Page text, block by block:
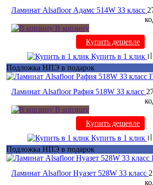
Ламинат Alsafloor Адамс 514W 33 класс
В корзину
Купить дешевле
Купить в 1 клик
Подложка НПЭ в подарок
Ламинат Alsafloor Рафия 518W 33 класс
В корзину
Купить дешевле
Купить в 1 клик
Подложка НПЭ в подарок
Ламинат Alsafloor Нуазет 528W 33 класс